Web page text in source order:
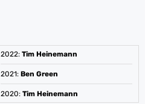
2022: Tim Heinemann
2021: Ben Green
2020: Tim Heinemann